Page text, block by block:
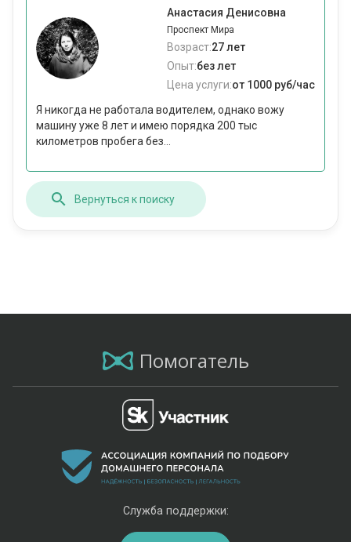
Анастасия Денисовна
Проспект Мира
Возраст:27 лет
Опыт:без лет
Цена услуги:от 1000 руб/час
Я никогда не работала водителем, однако вожу
машину уже 8 лет и имею порядка 200 тыс
километров пробега без...
Вернуться к поиску
Помогатель
Служба поддержки: